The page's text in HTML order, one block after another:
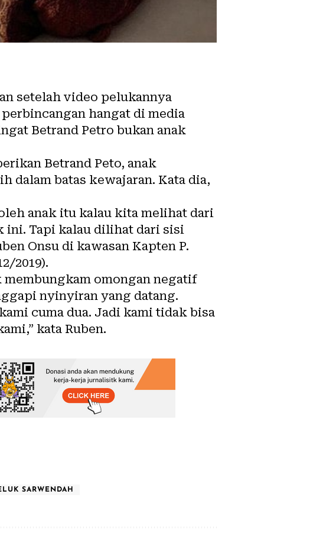
setelah video pelukannya
hangat di media
Betrand Petro bukan anak
Betrand Peto, anak
dalam batas kewajaran. Kata dia,
anak itu kalau kita melihat dari
ini. Tapi kalau dilihat dari sisi
Onsu di kawasan Kapten P.
2019).
omongan negatif
nyinyiran yang datang.
cuma dua. Jadi kami tidak bisa
kata Ruben.
SARWENDAH